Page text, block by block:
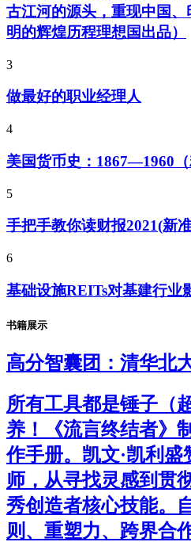
古江河的源头，重现中国
明的辉煌历程理想国出品）
3
做最好的职业经理人
4
美国货币史：1867—1960（
5
手把手教你读财报2021(新
6
基础设施REITs对基建行业
书籍展示
高分智囊团：清华北
所有工具都是锤子（
养！《流言终结者》
作手册。凯文·凯利
师，从寻找灵感到贯
秀创造者核心技能。
则、重塑力、跨界